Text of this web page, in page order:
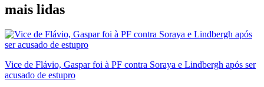
mais lidas
Vice de Flávio, Gaspar foi à PF contra Soraya e Lindbergh após ser
acusado de estupro